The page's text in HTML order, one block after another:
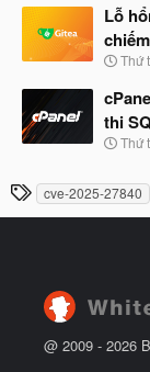
đ
ầ
u
à
b
ắ
đ
ầ
u
Lỗ
N
à
b
ắ
đ
ầ
u
Thứ
thi
N
y
u
Thứ
T
h
cve-2025-27840
@ 2009 - 2026